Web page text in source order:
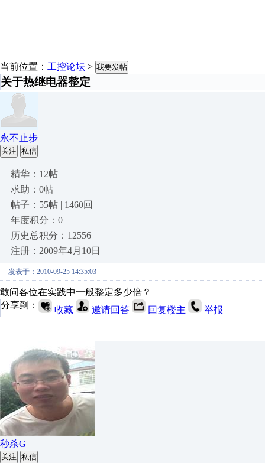
当前位置： 工控论坛 > 我要发帖
关于热继电器整定
永不止步
关注 私信
精华：12帖
求助：0帖
帖子：55帖 | 1460回
年度积分：0
历史总积分：12556
注册：2009年4月10日
发表于：2010-09-25 14:35:03
敢问各位在实践中一般整定多少倍？
分享到：
收藏 邀请回答 回复楼主 举报
秒杀G
关注 私信